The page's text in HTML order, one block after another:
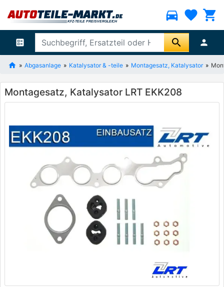
directions_car favorite shopping_cart
ballot search person
Abgasanlage Katalysator & -teile Montagesatz, Katalysator
Montagesatz, Katalysator LRT EKK208